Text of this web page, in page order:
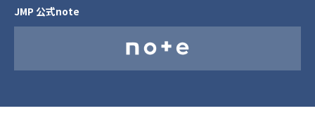
JMP 公式note